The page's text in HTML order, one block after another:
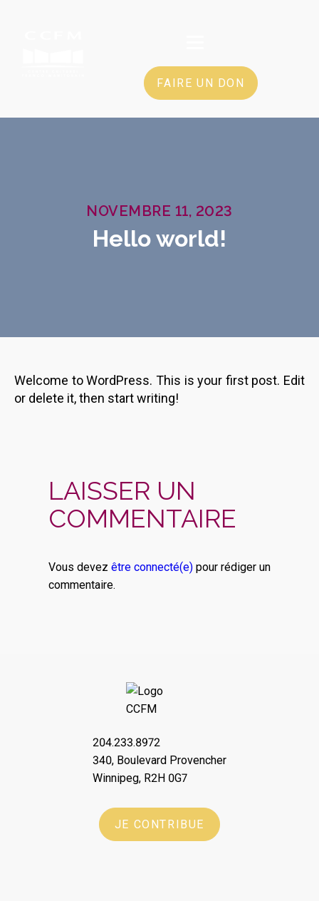
FAIRE UN DON
NOVEMBRE 11, 2023
Hello world!
Welcome to WordPress. This is your first post. Edit
or delete it, then start writing!
LAISSER UN
COMMENTAIRE
Vous devez être connecté(e) pour rédiger un
commentaire.
204.233.8972
340, Boulevard Provencher
Winnipeg, R2H 0G7
JE CONTRIBUE